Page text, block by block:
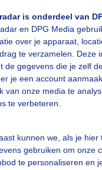
is onderdeel van
en DPG Media
over je apparaat,
te verzamelen. Deze
de gegevens die je zelf
je een account
van onze media te
te verbeteren.
kunnen we, als je
gebruiken om onze
te personaliseren en